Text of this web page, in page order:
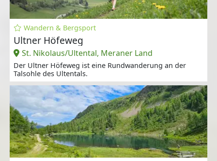
Wandern & Bergsport
Ultner Höfeweg
St. Nikolaus/Ultental, Meraner Land
Der Ultner Höfeweg ist eine Rundwanderung an der
Talsohle des Ultentals.